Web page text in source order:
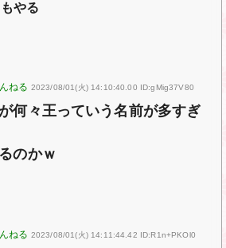
やる
2023/08/01(火) 14:10:40.00 ID:gMig37V80
何々王っていう名前が多すぎ
のかｗ
2023/08/01(火) 14:11:44.42 ID:R1n+PKOl0